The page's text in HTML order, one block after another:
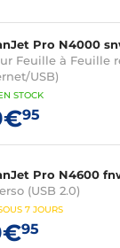
Pro N4000
Feuille à Feuille
USB)
STOCK
95
Pro N4600
(USB 2.0)
7 JOURS
95